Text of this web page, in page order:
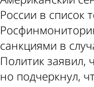
России в список
санкциями в
Политик заявил,
но подчеркнул,